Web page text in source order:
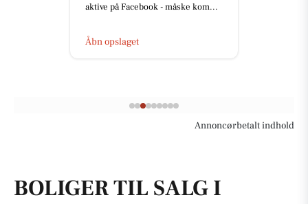
aktive på Facebook - måske kom...
Åbn opslaget
Annoncørbetalt indhold
BOLIGER TIL SALG I